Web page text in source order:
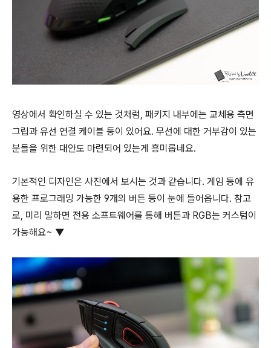
영상에서 확인하실 수 있는 것처럼, 패키지 내부에는 교체용 측면
그립과 유선 연결 케이블 등이 있어요. 무선에 대한 거부감이 있는
분들을 위한 대안도 마련되어 있는게 흥미롭네요.
기본적인 디자인은 사진에서 보시는 것과 같습니다. 게임 등에 유
용한 프로그래밍 가능한 9개의 버튼 등이 눈에 들어옵니다. 참고
로, 미리 말하면 전용 소프트웨어를 통해 버튼과 RGB는 커스텀이
가능해요~ ▼